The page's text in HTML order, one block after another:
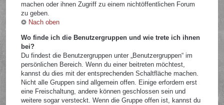
machen oder ihnen Zugriff zu einem nichtöffentlichen Forum
zu geben.
Nach oben
Wo finde ich die Benutzergruppen und wie trete ich ihnen
bei?
Du findest die Benutzergruppen unter „Benutzergruppen“ im
persönlichen Bereich. Wenn du einer beitreten möchtest,
kannst du dies mit der entsprechenden Schaltfläche machen.
Nicht alle Gruppen sind allgemein offen. Einige erfordern erst
eine Freischaltung, andere können geschlossen sein und
weitere sogar versteckt. Wenn die Gruppe offen ist, kannst du